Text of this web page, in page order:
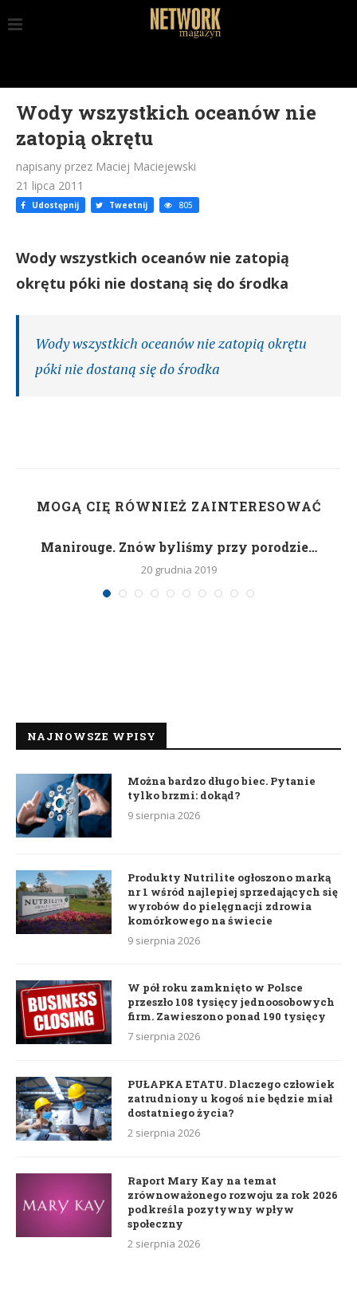
Wody wszystkich oceanów nie
zatopią okrętu
napisany przez Maciej Maciejewski
21 lipca 2011
Udostępnij Tweetnij 805
Wody wszystkich oceanów nie zatopią
okrętu póki nie dostaną się do środka
Wody wszystkich oceanów nie zatopią okrętu
póki nie dostaną się do środka
MOGĄ CIĘ RÓWNIEŻ ZAINTERESOWAĆ
Manirouge. Znów byliśmy przy porodzie…
20 grudnia 2019
NAJNOWSZE WPISY
Można bardzo długo biec. Pytanie
tylko brzmi: dokąd?
9 sierpnia 2026
Produkty Nutrilite ogłoszono marką
nr 1 wśród najlepiej sprzedających się
wyrobów do pielęgnacji zdrowia
komórkowego na świecie
9 sierpnia 2026
W pół roku zamknięto w Polsce
przeszło 108 tysięcy jednoosobowych
firm. Zawieszono ponad 190 tysięcy
7 sierpnia 2026
PUŁAPKA ETATU. Dlaczego człowiek
zatrudniony u kogoś nie będzie miał
dostatniego życia?
2 sierpnia 2026
Raport Mary Kay na temat
zrównoważonego rozwoju za rok 2026
podkreśla pozytywny wpływ
społeczny
2 sierpnia 2026